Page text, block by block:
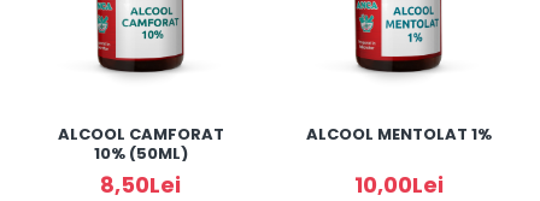
ALCOOL CAMFORAT
10% (50ML)
8,50Lei
ALCOOL MENTOLAT 1%
10,00Lei